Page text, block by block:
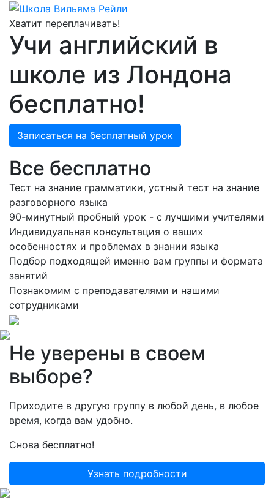
Хватит переплачивать!
Учи английский в
школе из Лондона
бесплатно!
Записаться на бесплатный урок
Все бесплатно
Тест на знание грамматики, устный тест на знание
разговорного языка
90-минутный пробный урок - с лучшими учителями
Индивидуальная консультация о ваших
особенностях и проблемах в знании языка
Подбор подходящей именно вам группы и формата
занятий
Познакомим с преподавателями и нашими
сотрудниками
Не уверены в своем
выборе?
Приходите в другую группу в любой день, в любое
время, когда вам удобно.
Снова бесплатно!
Узнать подробности